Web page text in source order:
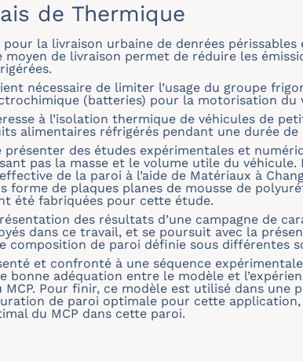
de Thermique
la livraison urbaine de denrées
moyen de livraison permet de réduire les
nécessaire de limiter l’usage du groupe
(batteries) pour la motorisation du
à l’isolation thermique de véhicules de
alimentaires réfrigérés pendant une durée de
des études expérimentales et
pas la masse et le volume utile du véhicule.
de la paroi à l’aide de Matériaux à
forme de plaques planes de mousse de
été fabriquées pour cette étude.
des résultats d’une campagne de
dans ce travail, et se poursuit avec la
composition de paroi définie sous différentes
et confronté à une séquence
adéquation entre le modèle et
MCP. Pour finir, ce modèle est utilisé dans une
de paroi optimale pour cette
du MCP dans cette paroi.